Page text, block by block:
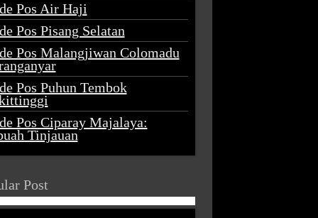
Pos Air Haji
Pos Pisang Selatan
Pos Malangjiwan Colomadu
Pos Puhun Tembok
Pos Ciparay Majalaya:
Tinjauan
Post